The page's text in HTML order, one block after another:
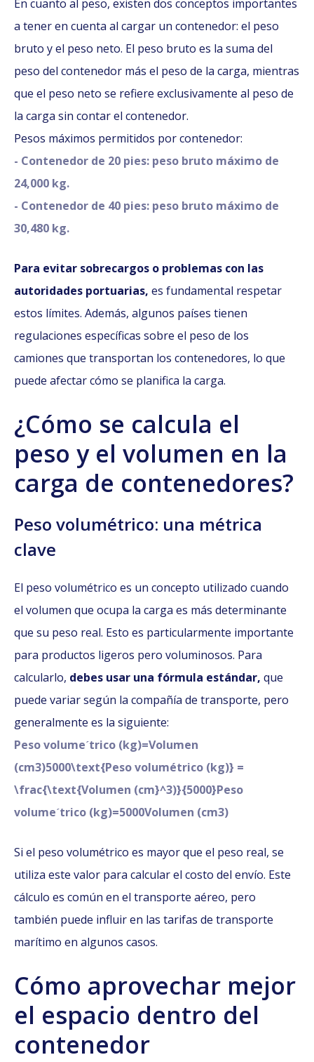
En cuanto al peso, existen dos conceptos importantes
a tener en cuenta al cargar un contenedor: el peso
bruto y el peso neto. El peso bruto es la suma del
peso del contenedor más el peso de la carga, mientras
que el peso neto se refiere exclusivamente al peso de
la carga sin contar el contenedor.
Pesos máximos permitidos por contenedor:
- Contenedor de 20 pies: peso bruto máximo de
24,000 kg.
- Contenedor de 40 pies: peso bruto máximo de
30,480 kg.
Para evitar sobrecargos o problemas con las
autoridades portuarias, es fundamental respetar
estos límites. Además, algunos países tienen
regulaciones específicas sobre el peso de los
camiones que transportan los contenedores, lo que
puede afectar cómo se planifica la carga.
¿Cómo se calcula el
peso y el volumen en la
carga de contenedores?
Peso volumétrico: una métrica
clave
El peso volumétrico es un concepto utilizado cuando
el volumen que ocupa la carga es más determinante
que su peso real. Esto es particularmente importante
para productos ligeros pero voluminosos. Para
calcularlo, debes usar una fórmula estándar, que
puede variar según la compañía de transporte, pero
generalmente es la siguiente:
Peso volumeˊtrico (kg)=Volumen
(cm3)5000\text{Peso volumétrico (kg)} =
\frac{\text{Volumen (cm}^3)}{5000}Peso
volumeˊtrico (kg)=5000Volumen (cm3)​
Si el peso volumétrico es mayor que el peso real, se
utiliza este valor para calcular el costo del envío. Este
cálculo es común en el transporte aéreo, pero
también puede influir en las tarifas de transporte
marítimo en algunos casos.
Cómo aprovechar mejor
el espacio dentro del
contenedor